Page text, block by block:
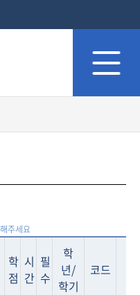
학
점
시
간
필
수
학
년/
학기
코드